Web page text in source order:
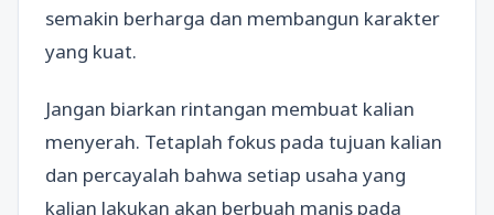
semakin berharga dan membangun karakter
yang kuat.
Jangan biarkan rintangan membuat kalian
menyerah. Tetaplah fokus pada tujuan kalian
dan percayalah bahwa setiap usaha yang
kalian lakukan akan berbuah manis pada